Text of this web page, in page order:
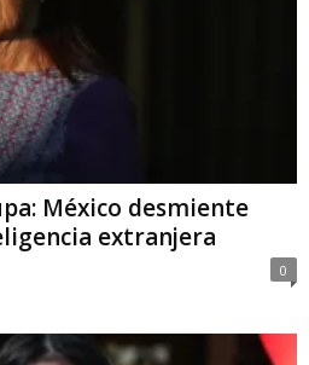
México desmiente
extranjera
0